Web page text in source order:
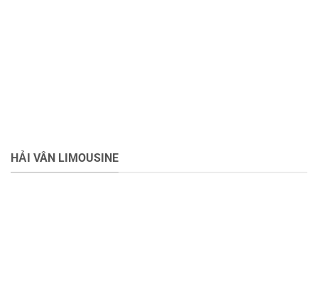
HẢI VÂN LIMOUSINE